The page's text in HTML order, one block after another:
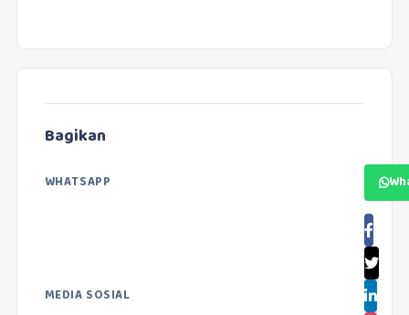
Bagikan
WHATSAPP
MEDIA SOSIAL